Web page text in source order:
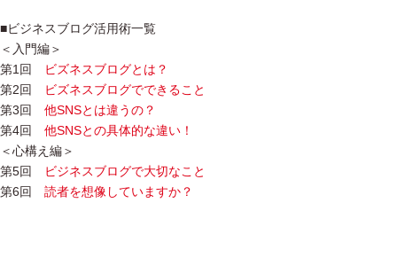
■ビジネスブログ活用術一覧
＜入門編＞
第1回
ビズネスブログとは？
第2回
ビズネスブログでできること
第3回 他SNSとは違うの？
第4回 他SNSとの具体的な違い！
＜心構え編＞
第5回
ビジネスブログで大切なこと
第6回 読者を想像していますか？